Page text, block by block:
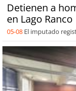
Detienen a
en Lago Ranco
05-08 El imputado